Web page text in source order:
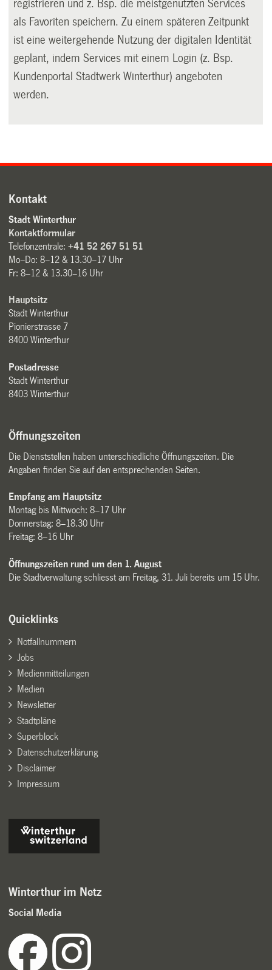
registrieren und z. Bsp. die meistgenutzten Services
als Favoriten speichern. Zu einem späteren Zeitpunkt
ist eine weitergehende Nutzung der digitalen Identität
geplant, indem Services mit einem Login (z. Bsp.
Kundenportal Stadtwerk Winterthur) angeboten
werden.
Kontakt
Stadt Winterthur
Kontaktformular
Telefonzentrale:+41 52 267 51 51
Mo–Do: 8–12 & 13.30–17 Uhr
Fr: 8–12 & 13.30–16 Uhr
Hauptsitz
Stadt Winterthur
Pionierstrasse 7
8400 Winterthur
Postadresse
Stadt Winterthur
8403 Winterthur
Öffnungszeiten
Die Dienststellen haben unterschiedliche Öffnungszeiten. Die
Angaben finden Sie auf den entsprechenden Seiten.
Empfang am Hauptsitz
Montag bis Mittwoch: 8–17 Uhr
Donnerstag: 8–18.30 Uhr
Freitag: 8–16 Uhr
Öffnungszeiten rund um den 1. August
Die Stadtverwaltung schliesst am Freitag, 31. Juli bereits um 15 Uhr.
Quicklinks
Notfallnummern
Jobs
Medienmitteilungen
Medien
Newsletter
Stadtpläne
Superblock
Datenschutzerklärung
Disclaimer
Impressum
Winterthur im Netz
Social Media